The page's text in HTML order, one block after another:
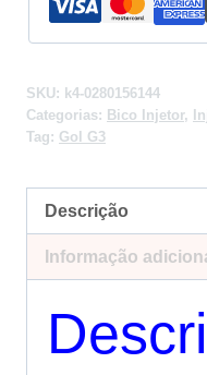
quantidade
SKU: k4-0280156144
Categorias: Bico Injetor,
Tag: Gol G3
Descrição
Informação